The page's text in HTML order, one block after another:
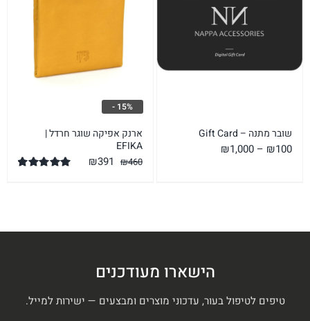
שובר מתנה – Gift Card
₪100
–
₪1,000
ארנק אפיקה שוגר חרדל |
EFIKA
₪460
המחיר
₪391
המחיר
15% -
הישארו מעודכנים
טיפים לטיפול בעור, עדכוני מוצרים ומבצעים — ישירות למייל.